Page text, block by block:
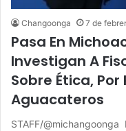
Changoonga 7 de
Pasa En
Investigan A
Sobre Ética,
Aguacateros
STAFF/@michangoonga